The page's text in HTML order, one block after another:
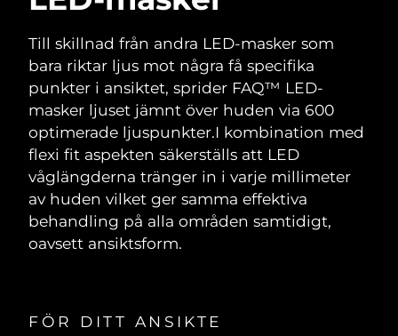
Till skillnad från andra LED-masker som
bara riktar ljus mot några få specifika
punkter i ansiktet, sprider FAQ™ LED-
masker ljuset jämnt över huden via 600
optimerade ljuspunkter.I kombination med
flexi fit aspekten säkerställs att LED
våglängderna tränger in i varje millimeter
av huden vilket ger samma effektiva
behandling på alla områden samtidigt,
oavsett ansiktsform.
FÖR DITT ANSIKTE